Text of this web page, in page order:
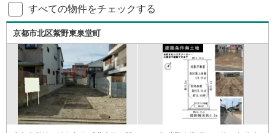
すべての物件をチェックする
京都市北区紫野東泉堂町